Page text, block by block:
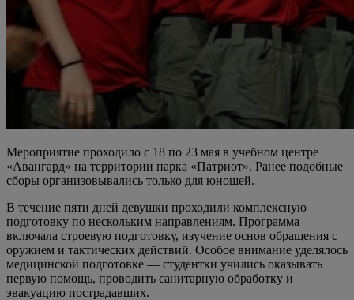
Мероприятие проходило с 18 по 23 мая в учебном центре
«Авангард» на территории парка «Патриот». Ранее подобные
сборы организовывались только для юношей.
В течение пяти дней девушки проходили комплексную
подготовку по нескольким направлениям. Программа
включала строевую подготовку, изучение основ обращения с
оружием и тактических действий. Особое внимание уделялось
медицинской подготовке — студентки учились оказывать
первую помощь, проводить санитарную обработку и
эвакуацию пострадавших.